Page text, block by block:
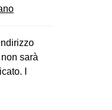
indirizzo
sarà